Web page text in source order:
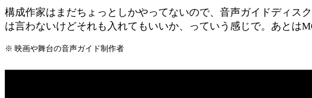
構成作家はまだちょっとしかやってないので、音声ガイドディス
は言わないけどそれも入れてもいいか、っていう感じで。あとは
※ 映画や舞台の音声ガイド制作者